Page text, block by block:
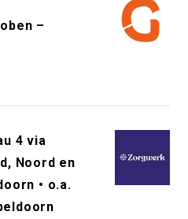
–
4 via
Noord en
• o.a.